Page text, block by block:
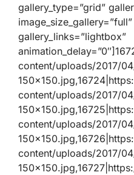
gallery_type=”grid”
gallery_links=”lightbox”
content/uploads/2017/
content/uploads/2017/
content/uploads/2017/
content/uploads/2017/